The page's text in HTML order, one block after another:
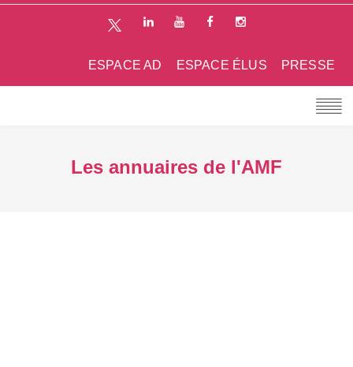
PRESSE
ESPACE ÉLUS
ESPACE AD
Les annuaires de l'AMF